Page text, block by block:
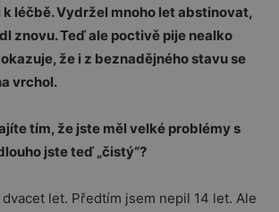
léčbě. Vydržel mnoho let abstinovat,
znovu. Teď ale poctivě pije nealko
že i z beznadějného stavu se
vrchol.
tím, že jste měl velké problémy s
jste teď „čistý“?
let. Předtím jsem nepil 14 let. Ale